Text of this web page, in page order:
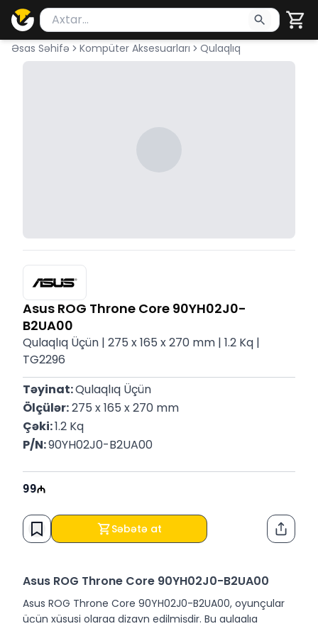
Məhsul axtar
Axtarış üçün ən azı 2 simvol yazın. Göndərmək
Əsas Səhifə Kompüter Aksesuarları Qulaqlıq
Asus ROG Throne Core 90YH02J0-
B2UA00
Qulaqlıq Üçün | 275 x 165 x 270 mm | 1.2 Kq |
TG2296
Təyinat: Qulaqlıq Üçün
Ölçülər: 275 x 165 x 270 mm
Çəki: 1.2 Kq
P/N: 90YH02J0-B2UA00
99
Səbətə at
Asus ROG Throne Core 90YH02J0-B2UA00
Asus ROG Throne Core 90YH02J0-B2UA00, oyunçular
üçün xüsusi olaraq dizayn edilmişdir. Bu qulaqlıq